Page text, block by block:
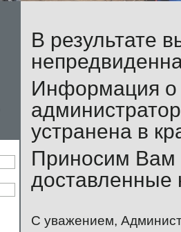
В результате
Информация о
устранена в
Приносим Вам
доставленные
С уважением,